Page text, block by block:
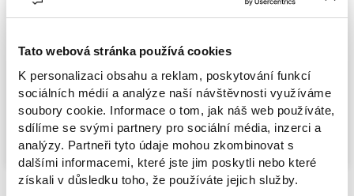
Tato webová stránka používá cookies
K personalizaci obsahu a reklam, poskytování funkcí
sociálních médií a analýze naší návštěvnosti využíváme
soubory cookie. Informace o tom, jak náš web používáte,
sdílíme se svými partnery pro sociální média, inzerci a
analýzy. Partneři tyto údaje mohou zkombinovat s
dalšími informacemi, které jste jim poskytli nebo které
získali v důsledku toho, že používáte jejich služby.
Ceauşescu už téměř tři roky mrtvý a jeho
totalitní systém poměrně dobře zmapovaný.
Autorka ale chtěla ukázat jiný děs, než jakým
byly statistiky umučených, vyhnaných,
znásilněných… Chtěla ukázat, jak diktatura
ničí vnímání, jak propaganda likviduje
Více